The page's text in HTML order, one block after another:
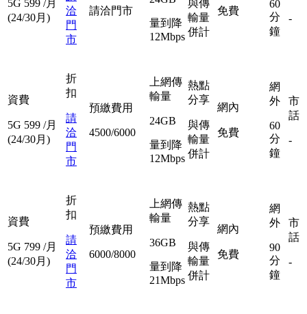
5G 599 /月
(24/30月)
洽
門
市
請洽門市
量到降
12Mbps
與傳
輸量
併計
免費
60
分
鐘
-
資費
5G 599 /月
(24/30月)
折
扣
請
洽
門
市
預繳費用
4500/6000
上網傳
輸量
24GB
量到降
12Mbps
熱點
分享
與傳
輸量
併計
網內
免費
網
外
60
分
鐘
市
話
-
資費
5G 799 /月
(24/30月)
折
扣
請
洽
門
市
預繳費用
6000/8000
上網傳
輸量
36GB
量到降
21Mbps
熱點
分享
與傳
輸量
併計
網內
免費
網
外
90
分
鐘
市
話
-